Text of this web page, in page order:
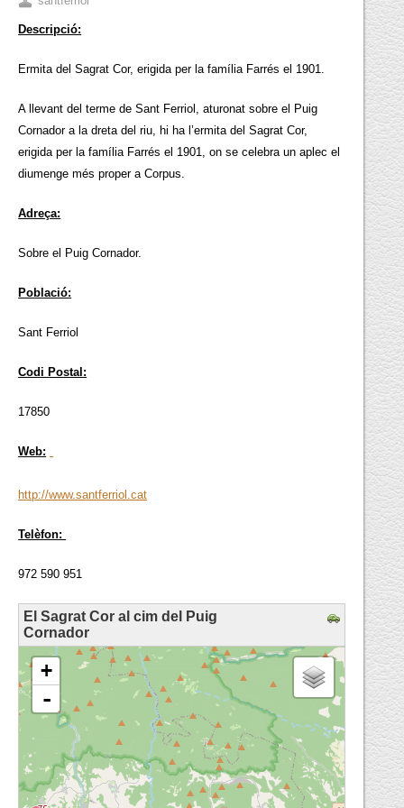
Descripció:
Ermita del Sagrat Cor, erigida per la família Farrés el 1901.
A llevant del terme de Sant Ferriol, aturonat sobre el Puig
Cornador a la dreta del riu, hi ha l’ermita del Sagrat Cor,
erigida per la família Farrés el 1901, on se celebra un aplec el
diumenge més proper a Corpus.
Adreça:
Sobre el Puig Cornador.
Població:
Sant Ferriol
Codi Postal:
17850
Web:
http://www.santferriol.cat
Telèfon:
972 590 951
El Sagrat Cor al cim del Puig
Cornador
loading map - please wait...
+
-